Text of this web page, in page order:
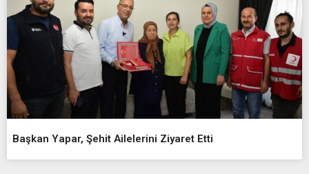
Başkan Yapar, Şehit Ailelerini Ziyaret Etti